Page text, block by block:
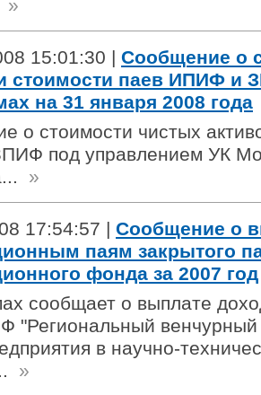
»
15:01:30 | Сообщение о
стоимости паев ИПИФ и
на 31 января 2008 года
о стоимости чистых
под управлением УК
»
17:54:57 | Сообщение о
паям закрытого
фонда за 2007 год
сообщает о выплате
"Региональный
в научно-
»